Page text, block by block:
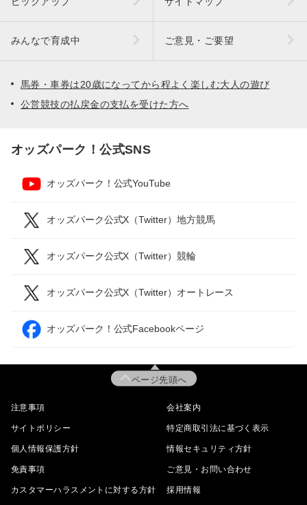
みんなで育成中 ご意見・ご要望
馬券・車券は20歳になってから程よく楽しむ大人の遊び
公営競技の払戻金の支払を受けた方へ
オッズパーク！公式SNS
オッズパーク！公式YouTube
オッズパーク公式X（Twitter）地方競馬
オッズパーク公式X（Twitter）競輪
オッズパーク公式X（Twitter）オートレース
オッズパーク！公式Facebookページ
ページ先頭へ
注意事項 会社案内
サイトポリシー 特定商取引法に基づく表示
個人情報保護方針 情報セキュリティ方針
免責事項 ご意見・お問い合わせ
カスタマーハラスメントに対する方針 採用情報